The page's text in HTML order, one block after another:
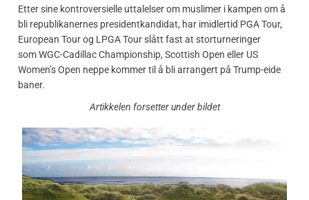
Etter sine kontroversielle uttalelser om muslimer i kampen om å
bli republikanernes presidentkandidat, har imidlertid PGA Tour,
European Tour og LPGA Tour slått fast at storturneringer
som WGC-Cadillac Championship, Scottish Open eller US
Women’s Open neppe kommer til å bli arrangert på Trump-eide
baner.
Artikkelen forsetter under bildet